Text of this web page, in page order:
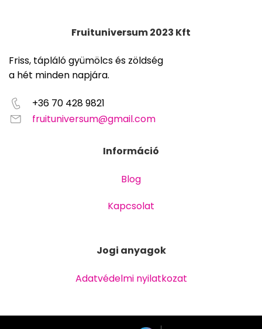
Fruituniversum 2023 Kft
Friss, tápláló gyümölcs és zöldség
a hét minden napjára.
+36 70 428 9821
fruituniversum@gmail.com
Információ
Blog
Kapcsolat
Jogi anyagok
Adatvédelmi nyilatkozat